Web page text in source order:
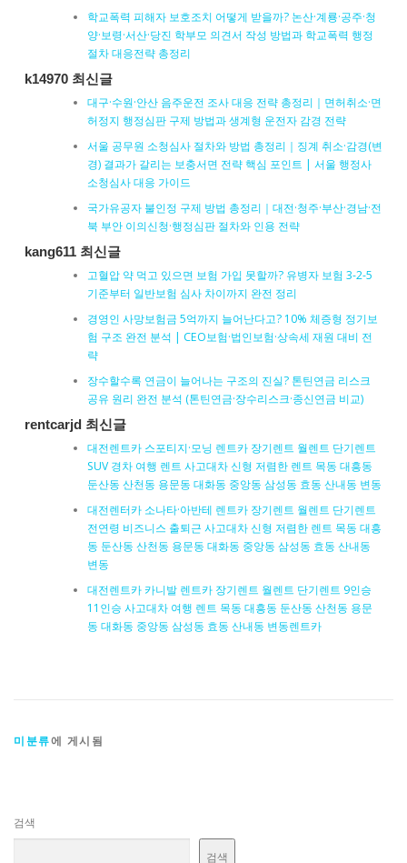
학교폭력 피해자 보호조치 어떻게 받을까? 논산·계룡·공주·청
양·보령·서산·당진 학부모 의견서 작성 방법과 학교폭력 행정
절차 대응전략 총정리
k14970 최신글
대구·수원·안산 음주운전 조사 대응 전략 총정리｜면허취소·면
허정지 행정심판 구제 방법과 생계형 운전자 감경 전략
서울 공무원 소청심사 절차와 방법 총정리｜징계 취소·감경(변
경) 결과가 갈리는 보충서면 전략 핵심 포인트 | 서울 행정사
소청심사 대응 가이드
국가유공자 불인정 구제 방법 총정리｜대전·청주·부산·경남·전
북 부안 이의신청·행정심판 절차와 인용 전략
kang611 최신글
고혈압 약 먹고 있으면 보험 가입 못할까? 유병자 보험 3-2-5
기준부터 일반보험 심사 차이까지 완전 정리
경영인 사망보험금 5억까지 늘어난다고? 10% 체증형 정기보
험 구조 완전 분석 | CEO보험·법인보험·상속세 재원 대비 전
략
장수할수록 연금이 늘어나는 구조의 진실? 톤틴연금 리스크
공유 원리 완전 분석 (톤틴연금·장수리스크·종신연금 비교)
rentcarjd 최신글
대전렌트카 스포티지·모닝 렌트카 장기렌트 월렌트 단기렌트
SUV 경차 여행 렌트 사고대차 신형 저렴한 렌트 목동 대흥동
둔산동 산천동 용문동 대화동 중앙동 삼성동 효동 산내동 변동
대전렌터카 소나타·아반테 렌트카 장기렌트 월렌트 단기렌트
전연령 비즈니스 출퇴근 사고대차 신형 저렴한 렌트 목동 대흥
동 둔산동 산천동 용문동 대화동 중앙동 삼성동 효동 산내동
변동
대전렌트카 카니발 렌트카 장기렌트 월렌트 단기렌트 9인승
11인승 사고대차 여행 렌트 목동 대흥동 둔산동 산천동 용문
동 대화동 중앙동 삼성동 효동 산내동 변동렌트카
미분류에 게시됨
검색
검색